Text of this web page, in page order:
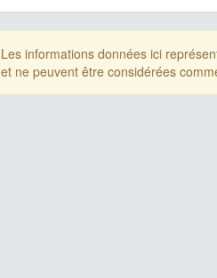
Les informations données ici
et ne peuvent être considérées